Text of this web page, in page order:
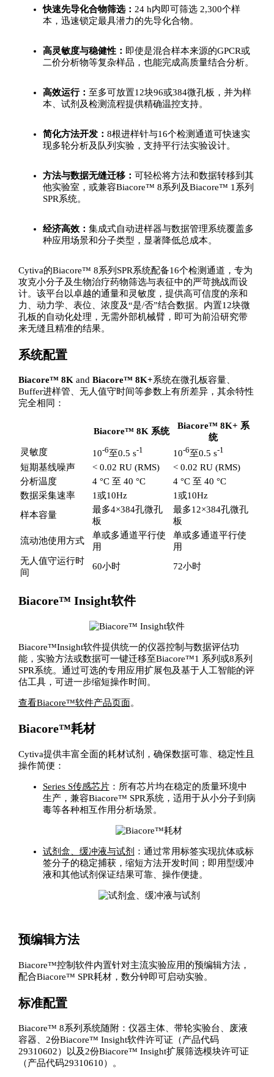
快速先导化合物筛选： 24 h内即可筛选 2,300个样
本，迅速锁定最具潜力的先导化合物。
高灵敏度与稳健性： 即使是混合样本来源的GPCR或
二价分析物等复杂样品，也能完成高质量结合分析。
高效运行： 至多可放置12块96或384微孔板，并为样
本、试剂及检测流程提供精确温控支持。
简化方法开发： 8根进样针与16个检测通道可快速实
现多轮分析及队列实验，支持平行法实验设计。
方法与数据无缝迁移： 可轻松将方法和数据转移到其
他实验室，或兼容Biacore™ 8系列及Biacore™ 1系列
SPR系统。
经济高效： 集成式自动进样器与数据管理系统覆盖多
种应用场景和分子类型，显著降低总成本。
Cytiva的Biacore™ 8系列SPR系统配备16个检测通道，专为
攻克小分子及生物治疗药物筛选与表征中的严苛挑战而设
计。该平台以卓越的通量和灵敏度，提供高可信度的亲和
力、动力学、表位、浓度及“是/否”结合数据。内置12块微
孔板的自动化处理，无需外部机械臂，即可为前沿研究带
来无缝且精准的结果。
系统配置
Biacore™ 8Kand Biacore™ 8K+系统在微孔板容量、
Buffer进样管、无人值守时间等参数上有所差异，其余特性
完全相同：
Biacore™ 8K 系统
Biacore™ 8K+ 系
统
灵敏度
10-6至0.5 s-1 10-6至0.5 s-1
短期基线噪声 < 0.02 RU (RMS)
< 0.02 RU (RMS)
分析温度
4 °C 至 40 °C
4 °C 至 40 °C
数据采集速率
1或10Hz
1或10Hz
样本容量
最多4×384孔微孔
板
最多12×384孔微孔
板
流动池使用方式
单或多通道平行使
用
单或多通道平行使
用
无人值守运行时
间
60小时 72小时
Biacore™ Insight软件
Biacore™Insight软件提供统一的仪器控制与数据评估功
能，实验方法或数据可一键迁移至Biacore™1 系列或8系列
SPR系统。通过可选的专用应用扩展包及基于人工智能的评
估工具，可进一步缩短操作时间。
查看Biacore™软件产品页面。
Biacore™耗材
Cytiva提供丰富全面的耗材试剂，确保数据可靠、稳定性且
操作简便：
Series S传感芯片：所有芯片均在稳定的质量环境中
生产，兼容Biacore™ SPR系统，适用于从小分子到病
毒等各种相互作用分析场景。
试剂盒、缓冲液与试剂 ：通过常用标签实现抗体或标
签分子的稳定捕获，缩短方法开发时间；即用型缓冲
液和其他试剂保证结果可靠、操作便捷。
预编辑方法
Biacore™控制软件内置针对主流实验应用的预编辑方法，
配合Biacore™ SPR耗材，数分钟即可启动实验。
标准配置
Biacore™ 8系列系统随附：仪器主体、带轮实验台、废液
容器、2份Biacore™ Insight软件许可证（产品代码
29310602）以及2份Biacore™ Insight扩展筛选模块许可证
（产品代码29310610）。